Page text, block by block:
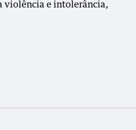
violência e intolerância,